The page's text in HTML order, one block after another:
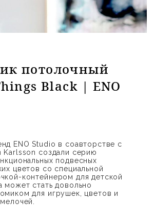
потолочный
Black | ENO
ENO Studio в соавторстве с
Karlsson создали серию
подвесных
цветов со специальной
контейнером для детской
может стать довольно
для игрушек, цветов и